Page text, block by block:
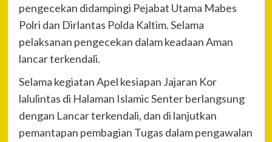
pengecekan didampingi Pejabat Utama Mabes
Polri dan Dirlantas Polda Kaltim. Selama
pelaksanan pengecekan dalam keadaan Aman
lancar terkendali.
Selama kegiatan Apel kesiapan Jajaran Kor
lalulintas di Halaman Islamic Senter berlangsung
dengan Lancar terkendali, dan di lanjutkan
pemantapan pembagian Tugas dalam pengawalan